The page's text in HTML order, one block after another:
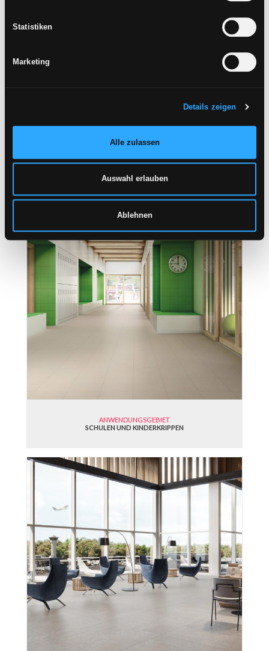
Statistiken
Marketing
Details zeigen
Alle zulassen
Auswahl erlauben
Ablehnen
ANWENDUNGSGEBIET
ANWENDUNGSGEBIET
SCHULEN UND KINDERKRIPPEN